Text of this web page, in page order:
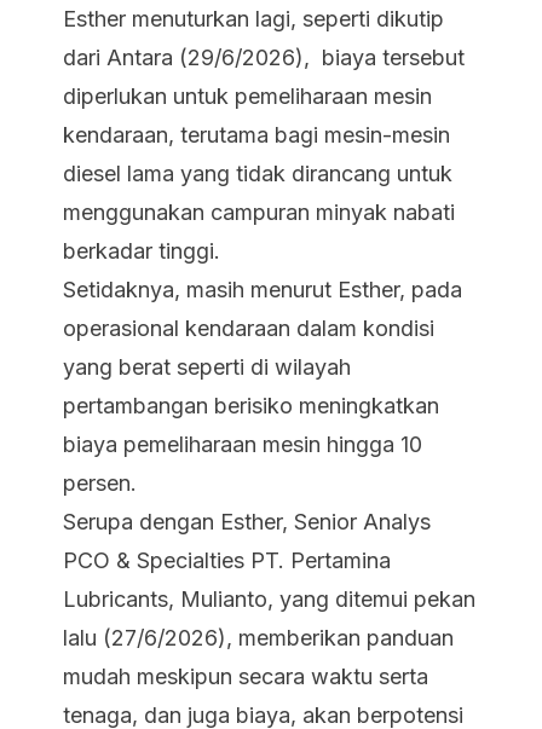
Esther menuturkan lagi, seperti dikutip
dari Antara (29/6/2026), biaya tersebut
diperlukan untuk pemeliharaan mesin
kendaraan, terutama bagi mesin-mesin
diesel lama yang tidak dirancang untuk
menggunakan campuran minyak nabati
berkadar tinggi.
Setidaknya, masih menurut Esther, pada
operasional kendaraan dalam kondisi
yang berat seperti di wilayah
pertambangan berisiko meningkatkan
biaya pemeliharaan mesin hingga 10
persen.
Serupa dengan Esther, Senior Analys
PCO & Specialties PT. Pertamina
Lubricants, Mulianto, yang ditemui pekan
lalu (27/6/2026), memberikan panduan
mudah meskipun secara waktu serta
tenaga, dan juga biaya, akan berpotensi